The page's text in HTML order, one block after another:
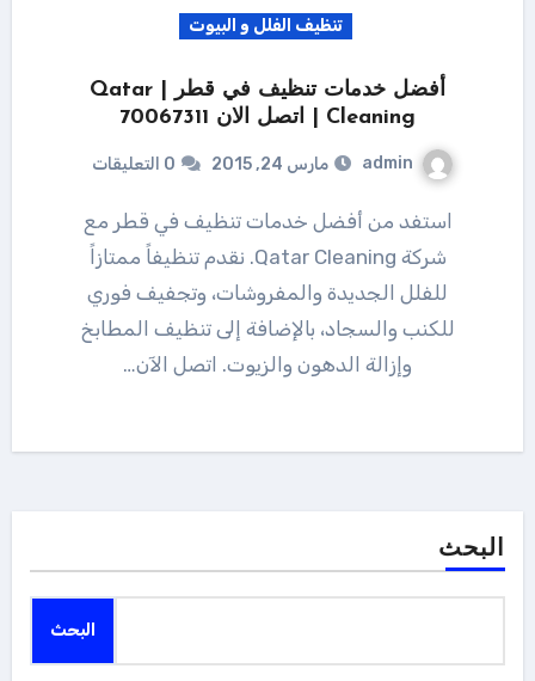
تنظيف الفلل و البيوت
أفضل خدمات تنظيف في قطر | Qatar
Cleaning | اتصل الان 70067311
admin مارس 24, 2015 0 التعليقات
شركة Qatar Cleaning. نقدم تنظيفاً ممتازاً
للفلل الجديدة والمفروشات، وتجفيف فوري
للكنب والسجاد، بالإضافة إلى تنظيف المطابخ
وإزالة الدهون والزيوت. اتصل الآن…
البحث
البحث